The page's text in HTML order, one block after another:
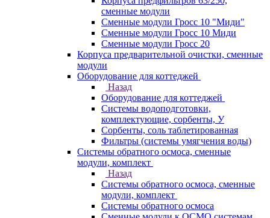
сменные модули
Сменные модули Гросс 10 "Миди"
Сменные модули Гросс 10 Миди
Сменные модули Гросс 20
Корпуса предварительной очистки, сменные
модули
Оборудование для коттеджей
Назад
Оборудование для коттеджей
Системы водоподготовки,
комплектующие, сорбенты, У
Сорбенты, соль таблетированная
Фильтры (системы умягчения воды)
Системы обратного осмоса, сменные
модули, комплект
Назад
Системы обратного осмоса, сменные
модули, комплект
Системы обратного осмоса